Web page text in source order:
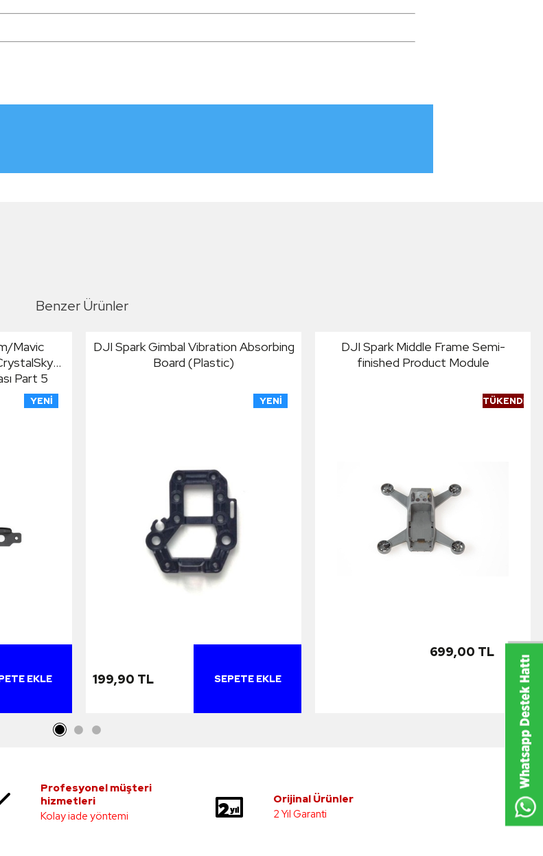
Benzer Ürünler
Mavic
Part 5
YENI
EKLE
DJI Spark Gimbal Vibration Absorbing
Board (Plastic)
YENI
199,90 TL SEPETE EKLE
DJI Spark Middle Frame Semi-
finished Product Module
YENI
TÜKENDI
699,00 TL
Profesyonel müşteri
hizmetleri
Kolay iade yöntemi
Orijinal Ürünler
2 Yıl Garanti